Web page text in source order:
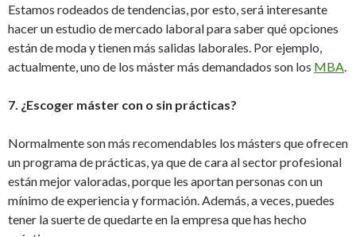
Estamos rodeados de tendencias, por esto, será interesante
hacer un estudio de mercado laboral para saber qué opciones
están de moda y tienen más salidas laborales. Por ejemplo,
actualmente, uno de los máster más demandados son los MBA
7. ¿Escoger máster con o sin prácticas?
Normalmente son más recomendables los másters que ofrecen
un programa de prácticas, ya que de cara al sector profesional
están mejor valoradas, porque les aportan personas con un
mínimo de experiencia y formación. Además, a veces, puedes
tener la suerte de quedarte en la empresa que has hecho